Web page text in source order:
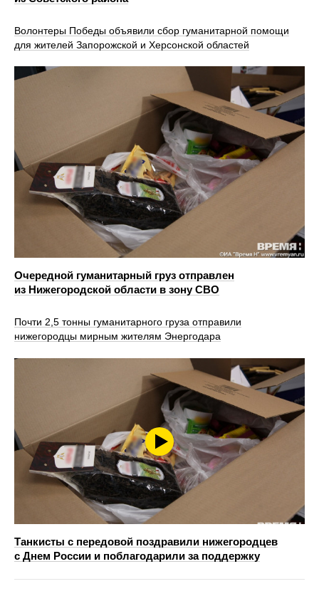
Волонтеры Победы объявили сбор гуманитарной помощи
для жителей Запорожской и Херсонской областей
Очередной гуманитарный груз отправлен
из Нижегородской области в зону СВО
Почти 2,5 тонны гуманитарного груза отправили
нижегородцы мирным жителям Энергодара
Танкисты с передовой поздравили нижегородцев
с Днем России и поблагодарили за поддержку